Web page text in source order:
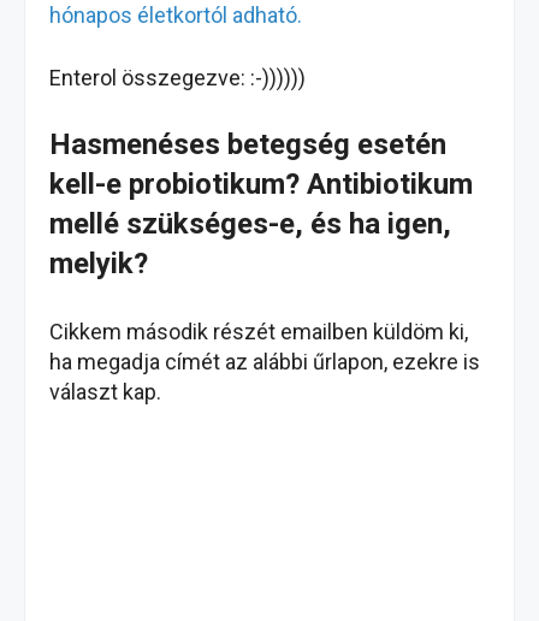
hónapos életkortól adható.
Enterol összegezve: :-))))))
Hasmenéses betegség esetén
kell-e probiotikum? Antibiotikum
mellé szükséges-e, és ha igen,
melyik?
Cikkem második részét emailben küldöm ki,
ha megadja címét az alábbi űrlapon, ezekre is
választ kap.